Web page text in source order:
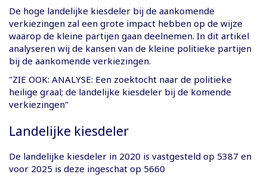
De hoge landelijke kiesdeler bij de aankomende
verkiezingen zal een grote impact hebben op de wijze
waarop de kleine partijen gaan deelnemen. In dit artikel
analyseren wij de kansen van de kleine politieke partijen
bij de aankomende verkiezingen.
"ZIE OOK: ANALYSE: Een zoektocht naar de politieke
heilige graal; de landelijke kiesdeler bij de komende
verkiezingen"
Landelijke kiesdeler
De landelijke kiesdeler in 2020 is vastgesteld op 5387 en
voor 2025 is deze ingeschat op 5660